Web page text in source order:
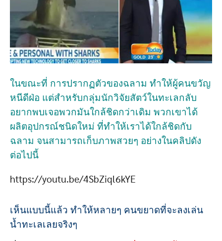
ในขณะที่ การปรากฏตัวของฉลาม ทำให้ผู้คนขวัญ
หนีดีฝ่อ แต่สำหรับกลุ่มนักวิจัยสัตว์ในทะเลกลับ
อยากพบเจอพวกมันใกล้ชิดกว่าเดิม พวกเขาได้
ผลิตอุปกรณ์ชนิดใหม่ ที่ทำให้เราได้ใกล้ชิดกับ
ฉลาม จนสามารถเก็บภาพสวยๆ อย่างในคลิปดัง
ต่อไปนี้
https://youtu.be/4SbZiql6kYE
เห็นแบบนี้แล้ว ทำให้หลายๆ คนขยาดที่จะลงเล่น
น้ำทะเลเลยจริงๆ